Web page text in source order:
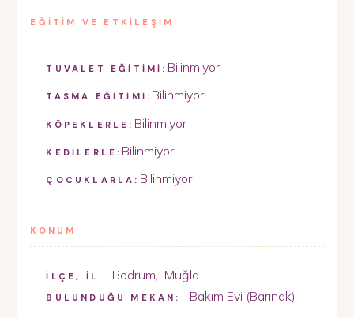
EĞİTİM VE ETKİLEŞİM
TUVALET EĞİTİMİ: Bilinmiyor
TASMA EĞİTİMİ: Bilinmiyor
KÖPEKLERLE: Bilinmiyor
KEDİLERLE: Bilinmiyor
ÇOCUKLARLA: Bilinmiyor
KONUM
İLÇE, İL: Bodrum, Muğla
BULUNDUĞU MEKAN: Bakım Evi (Barınak)